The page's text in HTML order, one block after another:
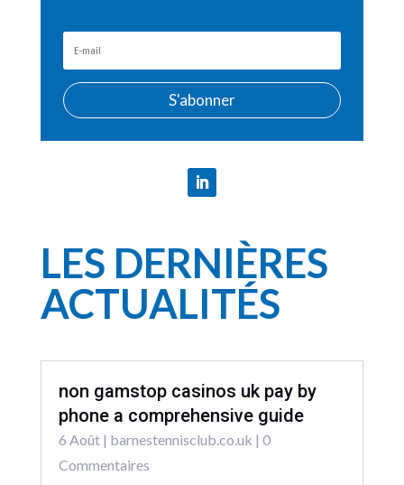
S'abonner
LES DERNIÈRES
ACTUALITÉS
non gamstop casinos uk pay by
phone a comprehensive guide
6 Août| barnestennisclub.co.uk | 0
Commentaires